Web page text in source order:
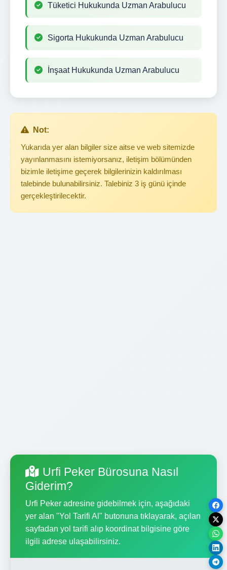
Tüketici Hukukunda Uzman Arabulucu
Sigorta Hukukunda Uzman Arabulucu
İnşaat Hukukunda Uzman Arabulucu
Not:
Yukarıda yer alan bilgiler size aitse ve web sitemizde
yayınlanmasını istemiyorsanız, iletişim bölümünden
bizimle iletişime geçerek bilgilerinizin kaldırılması
talebinde bulunabilirsiniz. Talebiniz 3 iş günü içinde
gerçekleştirilecektir.
Urfi Peker Bürosuna Nasıl
Giderim?
Urfi Peker adresine gidebilmek için, aşağıdaki
yer alan "Yol Tarifi Al" butonuna tıklayarak, açılan
sayfadan yol tarifi alıp koordinat bilgisine göre
ilgili adrese ulaşabilirsiniz.